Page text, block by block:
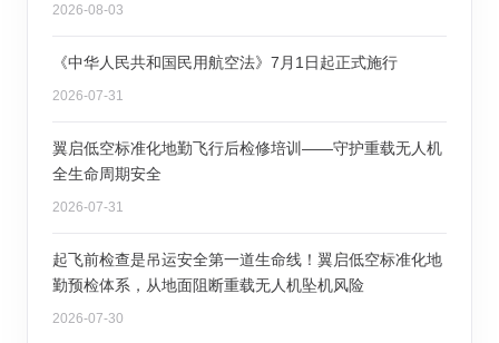
2026-08-03
《中华人民共和国民用航空法》7月1日起正式施行
2026-07-31
翼启低空标准化地勤飞行后检修培训——守护重载无人机
全生命周期安全
2026-07-31
起飞前检查是吊运安全第一道生命线！翼启低空标准化地
勤预检体系，从地面阻断重载无人机坠机风险
2026-07-30